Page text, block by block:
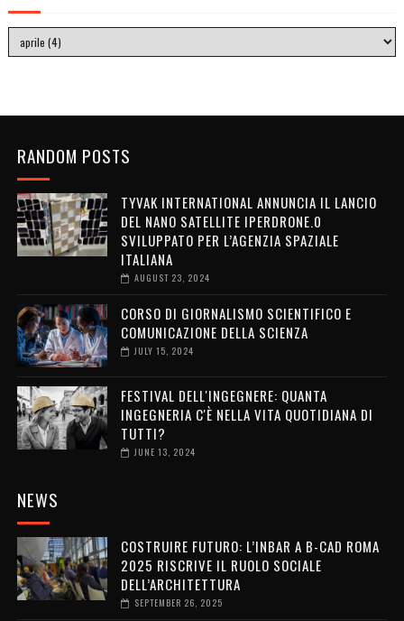
RANDOM POSTS
TYVAK INTERNATIONAL ANNUNCIA IL LANCIO
DEL NANO SATELLITE IPERDRONE.0
SVILUPPATO PER L’AGENZIA SPAZIALE
ITALIANA
AUGUST 23, 2024
CORSO DI GIORNALISMO SCIENTIFICO E
COMUNICAZIONE DELLA SCIENZA
JULY 15, 2024
FESTIVAL DELL'INGEGNERE: QUANTA
INGEGNERIA C'È NELLA VITA QUOTIDIANA DI
TUTTI?
JUNE 13, 2024
NEWS
COSTRUIRE FUTURO: L’INBAR A B-CAD ROMA
2025 RISCRIVE IL RUOLO SOCIALE
DELL’ARCHITETTURA
SEPTEMBER 26, 2025